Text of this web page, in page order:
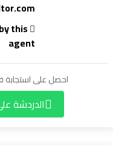
this
agent
احصل على استجابة
الدردشة